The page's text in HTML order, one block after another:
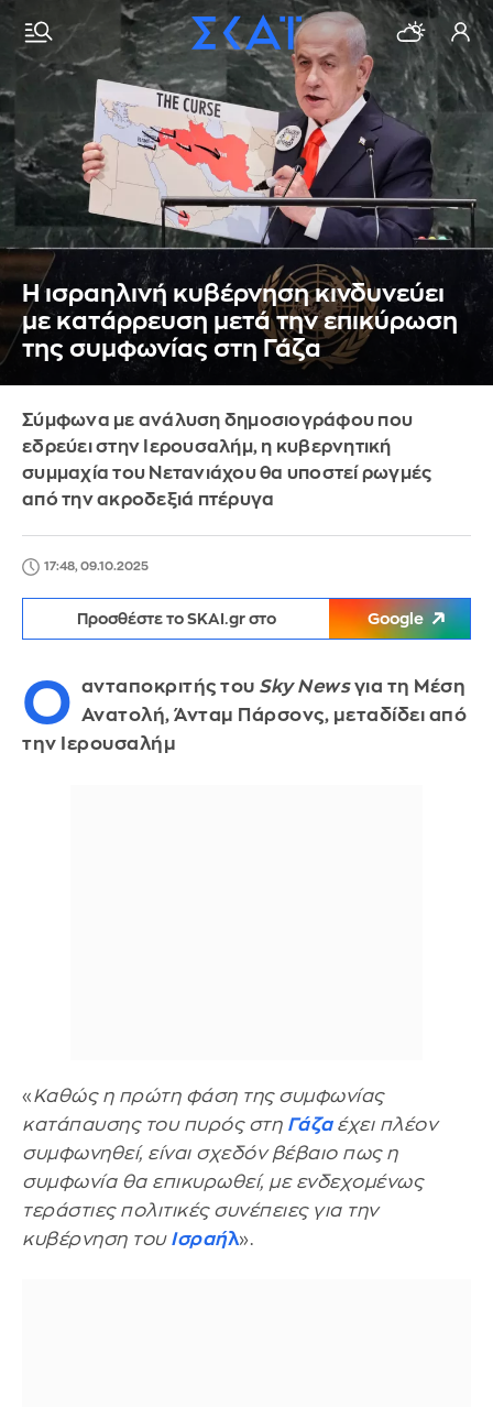
Η ισραηλινή κυβέρνηση κινδυνεύει
με κατάρρευση μετά την επικύρωση
της συμφωνίας στη Γάζα
Σύμφωνα με ανάλυση δημοσιογράφου που
εδρεύει στην Ιερουσαλήμ, η κυβερνητική
συμμαχία του Νετανιάχου θα υποστεί ρωγμές
από την ακροδεξιά πτέρυγα
17:48, 09.10.2025
Προσθέστε το SKAI.gr στο Google
Ο ανταποκριτής του Sky Newsγια τη Μέση
Ανατολή, Άνταμ Πάρσονς, μεταδίδει από
την Ιερουσαλήμ
«Καθώς η πρώτη φάση της συμφωνίας
κατάπαυσης του πυρός στη Γάζα έχει πλέον
συμφωνηθεί, είναι σχεδόν βέβαιο πως η
συμφωνία θα επικυρωθεί, με ενδεχομένως
τεράστιες πολιτικές συνέπειες για την
κυβέρνηση του Ισραήλ».